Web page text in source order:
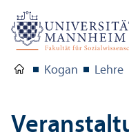
Kogan Lehre